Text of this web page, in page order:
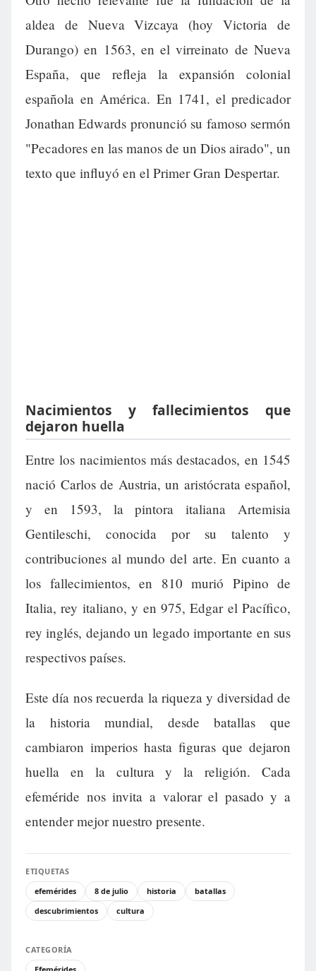
aldea de Nueva Vizcaya (hoy Victoria de
Durango) en 1563, en el virreinato de Nueva
España, que refleja la expansión colonial
española en América. En 1741, el predicador
Jonathan Edwards pronunció su famoso sermón
"Pecadores en las manos de un Dios airado", un
texto que influyó en el Primer Gran Despertar.
Nacimientos y fallecimientos que
dejaron huella
Entre los nacimientos más destacados, en 1545
nació Carlos de Austria, un aristócrata español,
y en 1593, la pintora italiana Artemisia
Gentileschi, conocida por su talento y
contribuciones al mundo del arte. En cuanto a
los fallecimientos, en 810 murió Pipino de
Italia, rey italiano, y en 975, Edgar el Pacífico,
rey inglés, dejando un legado importante en sus
respectivos países.
Este día nos recuerda la riqueza y diversidad de
la historia mundial, desde batallas que
cambiaron imperios hasta figuras que dejaron
huella en la cultura y la religión. Cada
efeméride nos invita a valorar el pasado y a
entender mejor nuestro presente.
ETIQUETAS
efemérides
8 de julio historia
batallas
descubrimientos
cultura
CATEGORÍA